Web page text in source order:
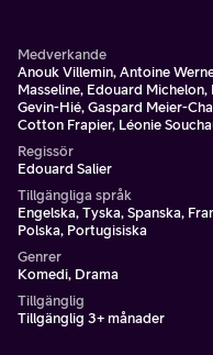
Medverkande
Anouk Villemin, Antoine
Masseline, Edouard Michelon,
Gevin-Hié, Gaspard Meier-
Cotton Frapier, Léonie
Regissör
Edouard Salier
Tillgängliga språk
Engelska, Tyska, Spanska,
Polska, Portugisiska
Genrer
Komedi, Drama
Tillgänglig
Tillgänglig 3+ månader